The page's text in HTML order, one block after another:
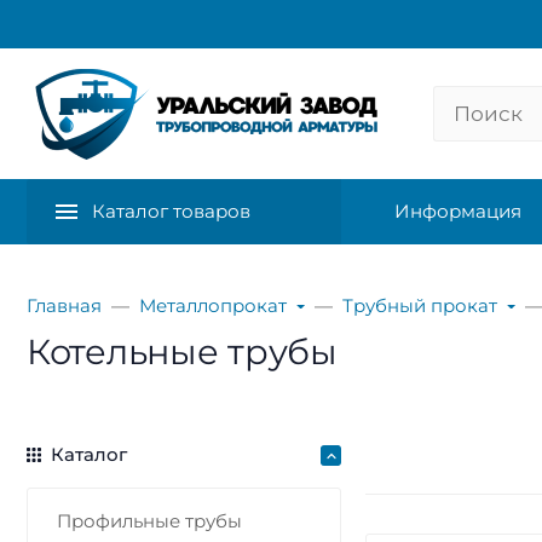
Каталог товаров Информация
Главная Металлопрокат Трубный прокат
Котельные трубы
Каталог
Профильные трубы